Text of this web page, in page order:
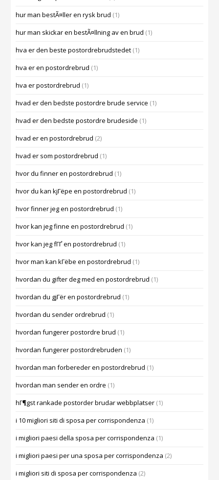
hur man bestÃ¤ller en rysk brud (1)
hur man skickar en bestÃ¤llning av en brud (1)
hva er den beste postordrebrudstedet (1)
hva er en postordrebrud (1)
hva er postordrebrud (1)
hvad er den bedste postordre brude service (1)
hvad er den bedste postordre brudeside (1)
hvad er en postordrebrud (2)
hvad er som postordrebrud (1)
hvor du finner en postordrebrud (1)
hvor du kan kjГёpe en postordrebrud (1)
hvor finner jeg en postordrebrud (1)
hvor kan jeg finne en postordrebrud (1)
hvor kan jeg fГҐ en postordrebrud (1)
hvor man kan kГёbe en postordrebrud (1)
hvordan du gifter deg med en postordrebrud (1)
hvordan du gjГёr en postordrebrud (1)
hvordan du sender ordrebrud (1)
hvordan fungerer postordre brud (1)
hvordan fungerer postordrebruden (1)
hvordan man forbereder en postordrebrud (1)
hvordan man sender en ordre (1)
hГ¶gst rankade postorder brudar webbplatser (1)
i 10 migliori siti di sposa per corrispondenza (1)
i migliori paesi della sposa per corrispondenza (1)
i migliori paesi per una sposa per corrispondenza (2)
i migliori siti di sposa per corrispondenza (2)